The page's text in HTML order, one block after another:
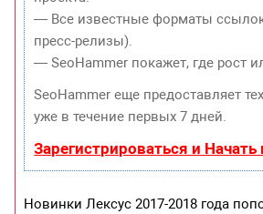
— Все известные форматы
пресс-релизы).
— SeoHammer покажет, где рост
SeoHammer еще предоставляет
уже в течение первых 7 дней.
Зарегистрироваться и
Новинки Лексус 2017-2018 года